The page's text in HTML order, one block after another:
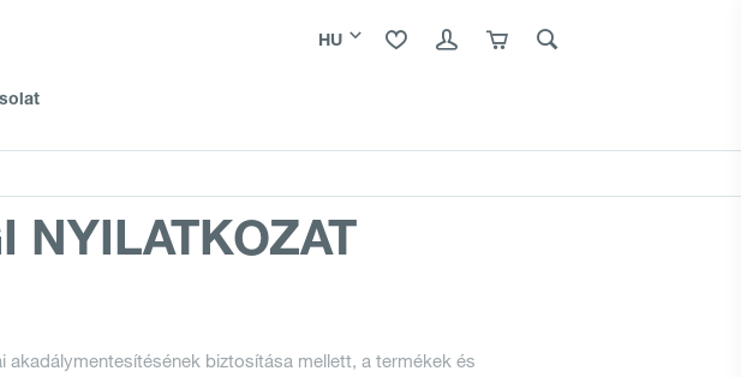
HU
Call-center
NYILATKOZAT
biztosítása mellett, a termékek és